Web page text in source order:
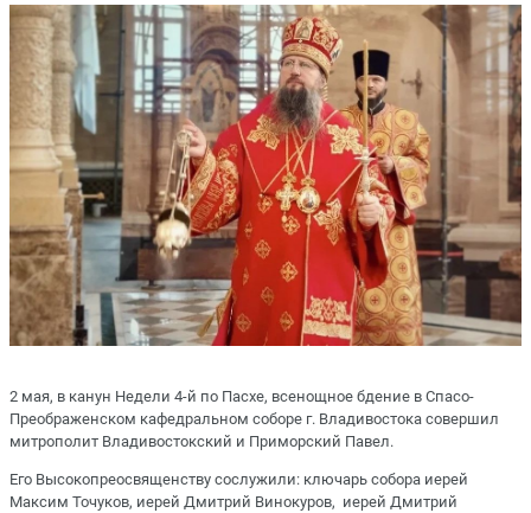
2 мая, в канун Недели 4-й по Пасхе, всенощное бдение в Спасо-
Преображенском кафедральном соборе г. Владивостока совершил
митрополит Владивостокский и Приморский Павел.
Его Высокопреосвященству сослужили: ключарь собора иерей
Максим Точуков, иерей Дмитрий Винокуров, иерей Дмитрий